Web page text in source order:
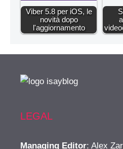
Viber 5.8 per iOS, le
novità dopo
l'aggiornamento
LEGAL
Managing Editor: Alex